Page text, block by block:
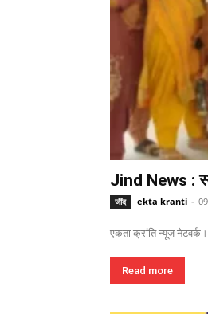
Jind News :
जींद ekta kranti -
एकता क्रांति न्यूज
Read more